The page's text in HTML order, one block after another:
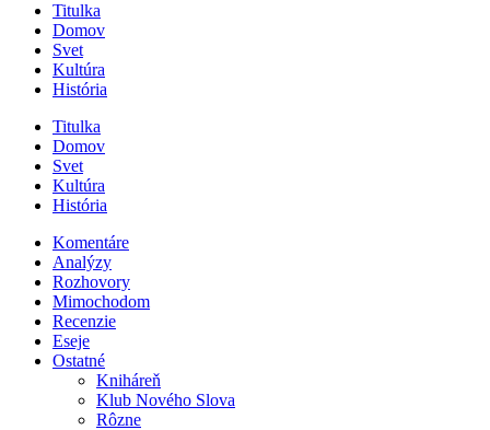
Titulka
Domov
Svet
Kultúra
História
Titulka
Domov
Svet
Kultúra
História
Komentáre
Analýzy
Rozhovory
Mimochodom
Recenzie
Eseje
Ostatné
Kniháreň
Klub Nového Slova
Rôzne